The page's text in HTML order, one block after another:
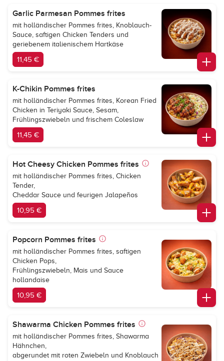
Garlic Parmesan Pommes frites
mit holländischer Pommes frites, Knoblauch-
Sauce, saftigen Chicken Tenders und
geriebenem italienischem Hartkäse
11,45 €
K-Chikin Pommes frites
mit holländischer Pommes frites, Korean Fried
Chicken in Teriyaki Sauce, Sesam,
Frühlingszwiebeln und frischem Coleslaw
11,45 €
Hot Cheesy Chicken Pommes frites
mit holländischer Pommes frites, Chicken
Tender,
Cheddar Sauce und feurigen Jalapeños
10,95 €
Popcorn Pommes frites
mit holländischer Pommes frites, saftigen
Chicken Pops,
Frühlingszwiebeln, Mais und Sauce
hollandaise
10,95 €
Shawarma Chicken Pommes frites
mit holländischer Pommes frites, Shawarma
Hähnchen,
abgerundet mit roten Zwiebeln und Knoblauch